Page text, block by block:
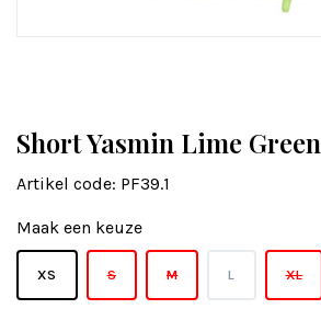
Short Yasmin Lime Green
Artikel code: PF39.1
Maak een keuze
XS S M L XL